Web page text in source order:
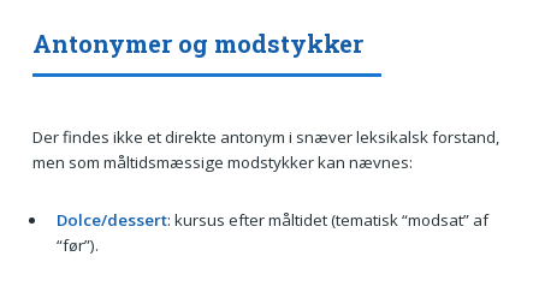
Antonymer og modstykker
Der findes ikke et direkte antonym i snæver leksikalsk forstand,
men som måltidsmæssige modstykker kan nævnes:
Dolce/dessert: kursus efter måltidet (tematisk “modsat” af
“før”).